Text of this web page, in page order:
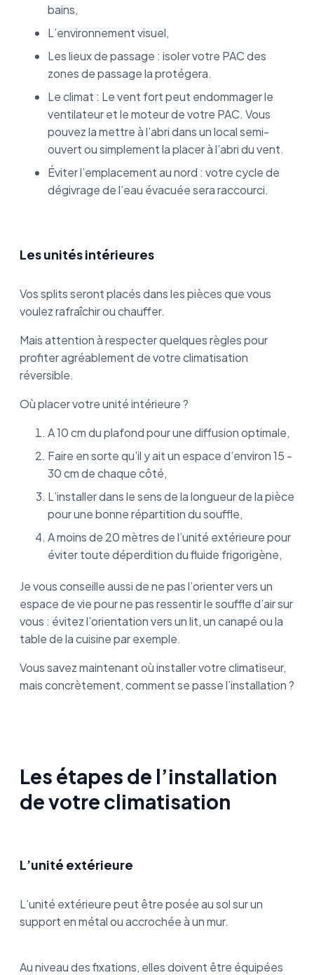
bains,
L’environnement visuel,
Les lieux de passage : isoler votre PAC des
zones de passage la protégera.
Le climat : Le vent fort peut endommager le
ventilateur et le moteur de votre PAC. Vous
pouvez la mettre à l’abri dans un local semi-
ouvert ou simplement la placer à l’abri du vent.
Éviter l’emplacement au nord : votre cycle de
dégivrage de l’eau évacuée sera raccourci.
Les unités intérieures
Vos splits seront placés dans les pièces que vous
voulez rafraîchir ou chauffer.
Mais attention à respecter quelques règles pour
profiter agréablement de votre climatisation
réversible.
Où placer votre unité intérieure ?
A 10 cm du plafond pour une diffusion optimale,
Faire en sorte qu’il y ait un espace d’environ 15 -
30 cm de chaque côté,
L’installer dans le sens de la longueur de la pièce
pour une bonne répartition du souffle,
A moins de 20 mètres de l’unité extérieure pour
éviter toute déperdition du fluide frigorigène,
Je vous conseille aussi de ne pas l’orienter vers un
espace de vie pour ne pas ressentir le souffle d’air sur
vous : évitez l’orientation vers un lit, un canapé ou la
table de la cuisine par exemple.
Vous savez maintenant où installer votre climatiseur,
mais concrètement, comment se passe l’installation ?
Les étapes de l’installation
de votre climatisation
L’unité extérieure
L’unité extérieure peut être posée au sol sur un
support en métal ou accrochée à un mur.
Au niveau des fixations, elles doivent être équipées